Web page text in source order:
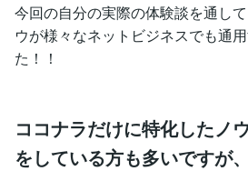
今回の自分の実際の体験談を通し
ウが様々なネットビジネスでも通
た！！
ココナラだけに特化したノ
をしている方も多いですが